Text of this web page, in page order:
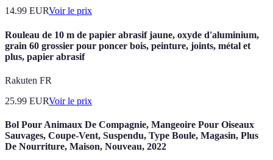
14.99 EURVoir le prix
Rouleau de 10 m de papier abrasif jaune, oxyde d'aluminium,
grain 60 grossier pour poncer bois, peinture, joints, métal et
plus, papier abrasif
Rakuten FR
25.99 EURVoir le prix
Bol Pour Animaux De Compagnie, Mangeoire Pour Oiseaux
Sauvages, Coupe-Vent, Suspendu, Type Boule, Magasin, Plus
De Nourriture, Maison, Nouveau, 2022